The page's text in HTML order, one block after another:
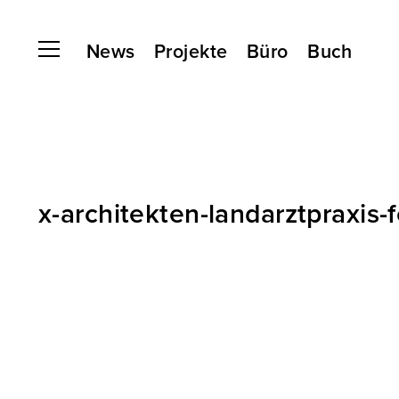
News Projekte Büro Buch
x-architekten-landarztpraxis-